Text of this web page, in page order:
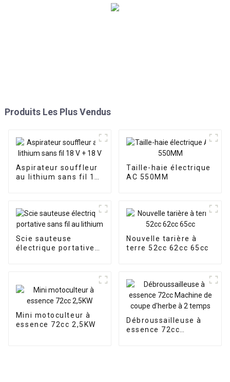
Produits Les Plus Vendus
Aspirateur souffleur
au lithium sans fil 18
Taille-haie électrique
AC 550MM
Scie sauteuse
électrique portative
Nouvelle tarière à
terre 52cc 62cc 65cc
Mini motoculteur à
essence 72cc 2,5KW
Débroussailleuse à
essence 72cc